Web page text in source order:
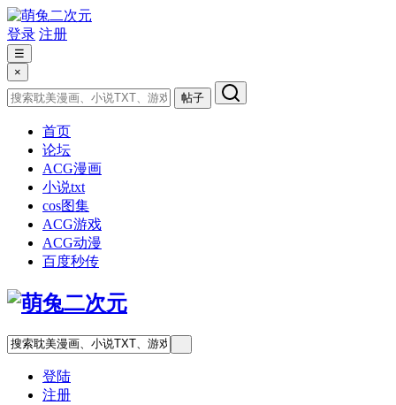
登录 注册
☰
×
帖子
首页
论坛
ACG漫画
小说txt
cos图集
ACG游戏
ACG动漫
百度秒传
登陆
注册